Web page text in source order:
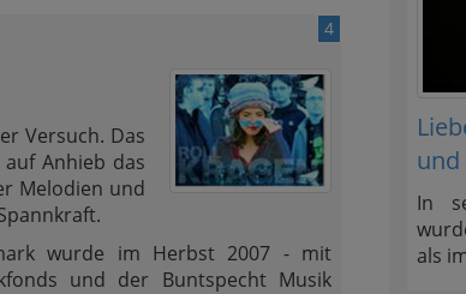
4
Versuch. Das
auf Anhieb das
Melodien und
wurde im Herbst 2007 - mit
und der Buntspecht Musik
In
als